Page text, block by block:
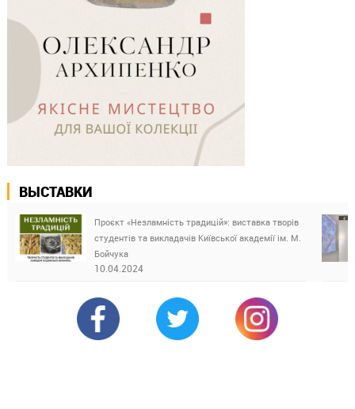
ВЫСТАВКИ
Проєкт «Незламність традицій»: виставка творів
студентів та викладачів Київської академії ім. М.
Бойчука
10.04.2024